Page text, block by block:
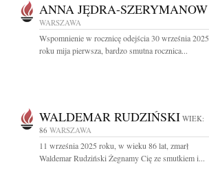
ANNA JĘDRA-SZERYMANOW
WARSZAWA
Wspomnienie w rocznicę odejścia 30 września 2025
roku mija pierwsza, bardzo smutna rocznica...
WALDEMAR RUDZIŃSKI WIEK:
86 WARSZAWA
11 września 2025 roku, w wieku 86 lat, zmarł
Waldemar Rudziński Żegnamy Cię ze smutkiem i...